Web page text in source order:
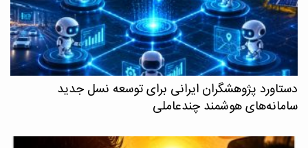
دستاورد پژوهشگران ایرانی برای توسعه نسل جدید
سامانه‌های هوشمند چندعاملی